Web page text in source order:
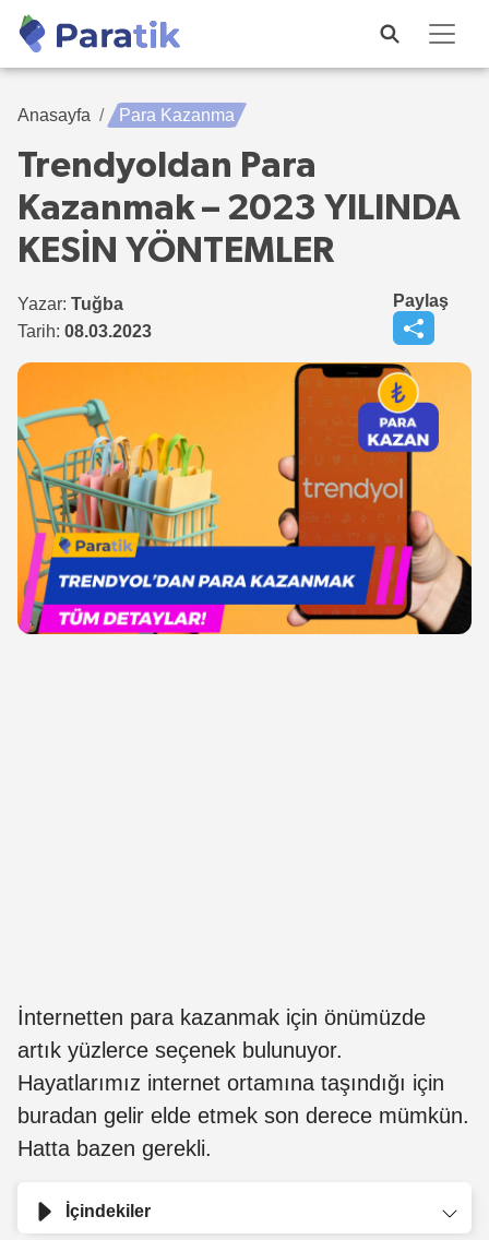
Anasayfa Para Kazanma
Trendyoldan Para
Kazanmak – 2023 YILINDA
KESİN YÖNTEMLER
Yazar: Tuğba
Tarih: 08.03.2023
Paylaş
İnternetten para kazanmak için önümüzde
artık yüzlerce seçenek bulunuyor.
Hayatlarımız internet ortamına taşındığı için
buradan gelir elde etmek son derece mümkün.
Hatta bazen gerekli.
İçindekiler